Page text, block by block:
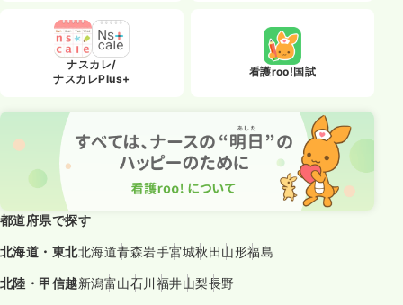
ナスカレ/
ナスカレPlus+
看護roo!国試
都道府県で探す
北海道・東北北海道青森岩手宮城秋田山形福島
北陸・甲信越新潟富山石川福井山梨長野